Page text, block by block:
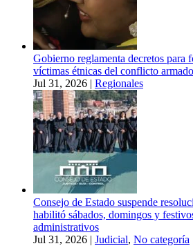
Gobierno reglamenta decretos para
víctimas étnicas del conflicto
Jul 31, 2026 | Regionales
Consejo de Estado suspende
habilitó sábados, domingos y
administrativos
Jul 31, 2026 | Judicial, No categoría